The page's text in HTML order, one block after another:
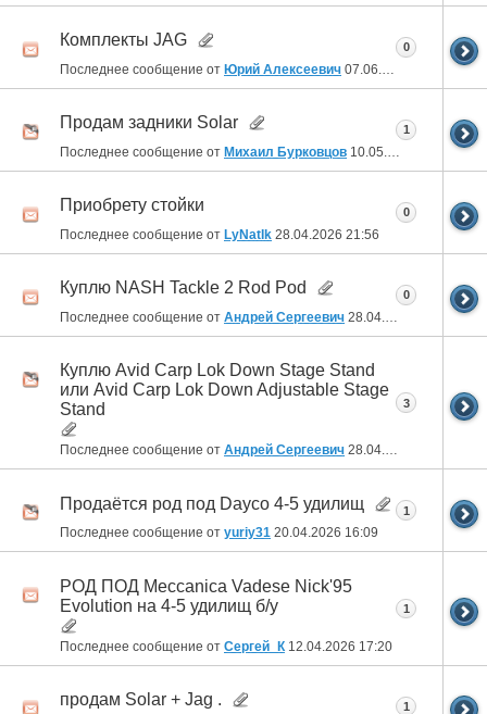
Комплекты JAG
Последнее сообщение от Юрий Алексеевич 07.06.2026
0
Продам задники Solar
Последнее сообщение от Михаил Бурковцов 10.05.2026
1
Приобрету стойки
Последнее сообщение от LyNatIk 28.04.2026 21:56
0
Куплю NASH Tackle 2 Rod Pod
Последнее сообщение от Андрей Сергеевич 28.04.2026
0
Куплю Avid Carp Lok Down Stage Stand
или Avid Carp Lok Down Adjustable Stage
Stand
Последнее сообщение от Андрей Сергеевич 28.04.2026
3
Продаётся род под Dayco 4-5 удилищ
Последнее сообщение от yuriy31 20.04.2026 16:09
1
РОД ПОД Meccanica Vadese Nick'95
Evolution на 4-5 удилищ б/у
Последнее сообщение от Сергей_К 12.04.2026 17:20
1
продам Solar + Jag . 1